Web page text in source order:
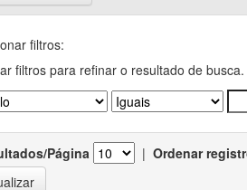
filtros:
filtros para refinar o resultado de busca.
Página | Ordenar